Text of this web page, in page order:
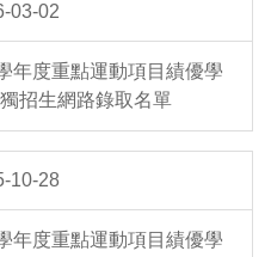
03-02
年度重點運動項目績優學
招生網路錄取名單
10-28
年度重點運動項目績優學